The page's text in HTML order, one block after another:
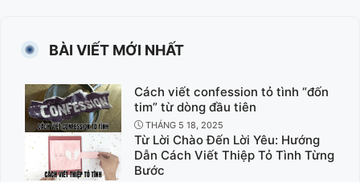
BÀI VIẾT MỚI NHẤT
Cách viết confession tỏ tình “đốn
tim” từ dòng đầu tiên
THÁNG 5 18, 2025
Từ Lời Chào Đến Lời Yêu: Hướng
Dẫn Cách Viết Thiệp Tỏ Tình Từng
Bước